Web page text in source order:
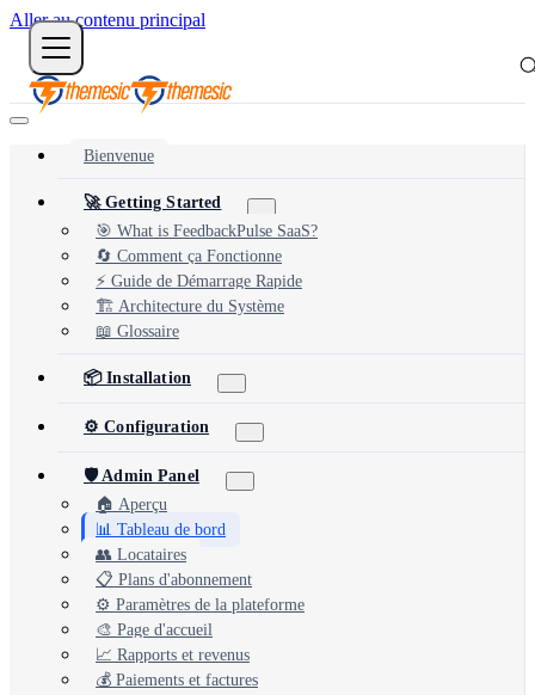
Aller au contenu principal
Bienvenue
🚀 Getting Started
🎯 What is FeedbackPulse SaaS?
🔄 Comment ça Fonctionne
⚡ Guide de Démarrage Rapide
🏗️ Architecture du Système
📖 Glossaire
📦 Installation
⚙️ Configuration
🛡️ Admin Panel
🏠 Aperçu
📊 Tableau de bord
👥 Locataires
📋 Plans d'abonnement
⚙️ Paramètres de la plateforme
🎨 Page d'accueil
📈 Rapports et revenus
💰 Paiements et factures